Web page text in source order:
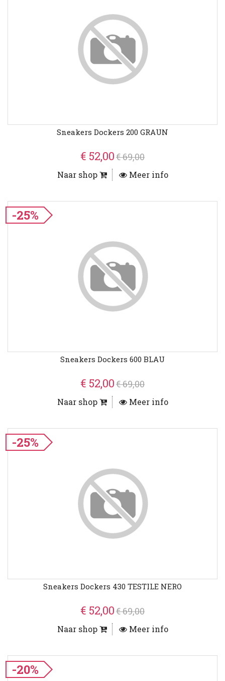
Sneakers Dockers 200 GRAUN
€ 52,00€ 69,00
Naar shop Meer info
-25%
Sneakers Dockers 600 BLAU
€ 52,00€ 69,00
Naar shop Meer info
-25%
Sneakers Dockers 430 TESTILE NERO
€ 52,00€ 69,00
Naar shop Meer info
-20%